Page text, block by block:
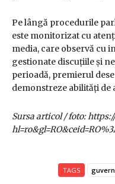
Pe lângă procedurile
este monitorizat cu
media, care observă cu
gestionate discuțiile și
perioadă, premierul
demonstreze abilități de
Sursa articol / foto:
TAGS